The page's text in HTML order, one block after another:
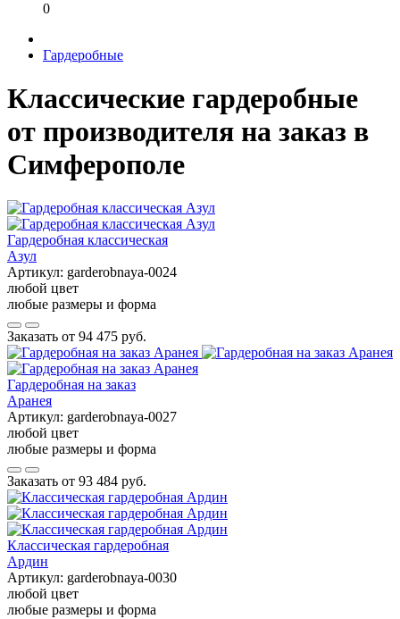
0
Гардеробные
Классические гардеробные
от производителя на заказ в
Симферополе
Гардеробная классическая
Азул
Артикул: garderobnaya-0024
любой цвет
любые размеры и форма
Заказать от 94 475 руб.
Гардеробная на заказ
Аранея
Артикул: garderobnaya-0027
любой цвет
любые размеры и форма
Заказать от 93 484 руб.
Классическая гардеробная
Ардин
Артикул: garderobnaya-0030
любой цвет
любые размеры и форма